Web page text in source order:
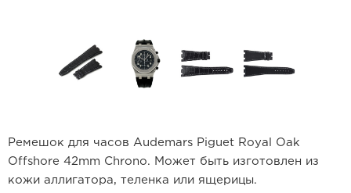
Ремешок для часов Audemars Piguet Royal Oak
Offshore 42mm Chrono. Может быть изготовлен из
кожи аллигатора, теленка или ящерицы.